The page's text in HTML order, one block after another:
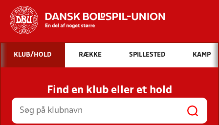
Hvad vil du søge efter?
INDHOLD OG NYHEDER
STILLINGER, RESULTATER, KLUBBER OG
HOLD
KLUB/HOLD RÆKKE SPILLESTED KAMP
Find en klub eller et hold